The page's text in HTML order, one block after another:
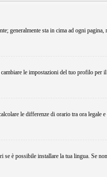
sta in cima ad ogni
le impostazioni del tuo profilo
le differenze di orario tra ora legale
è possibile installare la tua lingua. Se